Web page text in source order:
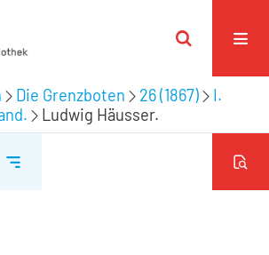
Die Grenzboten 26 (1867)
I.
Ludwig Häusser.